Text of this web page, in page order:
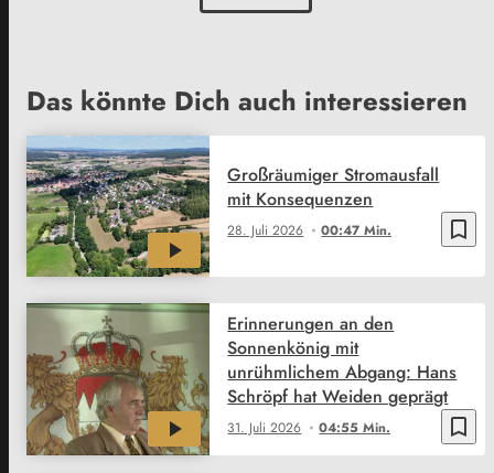
Das könnte Dich auch interessieren
bookmark_border
28. Juli 2026 00:47 Min.
Großräumiger Stromausfall
mit Konsequenzen
bookmark_border
31. Juli 2026 04:55 Min.
Erinnerungen an den
Sonnenkönig mit
unrühmlichem Abgang: Hans
Schröpf hat Weiden geprägt